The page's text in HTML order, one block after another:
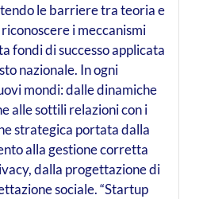
le barriere tra teoria e
i meccanismi
fondi di successo applicata
nazionale. In ogni
mondi: dalle dinamiche
alle sottili relazioni con i
strategica portata dalla
alla gestione corretta
dalla progettazione di
sociale. “Startup